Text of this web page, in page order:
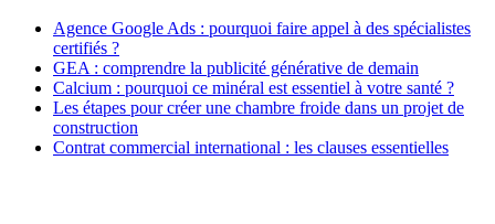
Agence Google Ads : pourquoi faire appel à des spécialistes
certifiés ?
GEA : comprendre la publicité générative de demain
Calcium : pourquoi ce minéral est essentiel à votre santé ?
Les étapes pour créer une chambre froide dans un projet de
construction
Contrat commercial international : les clauses essentielles